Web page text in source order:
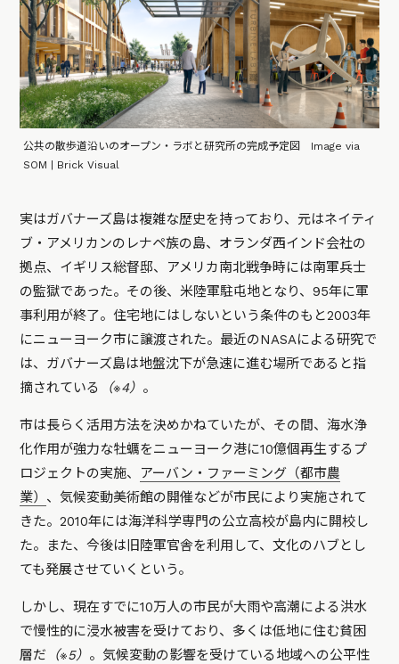
公共の散歩道沿いのオープン・ラボと研究所の完成予定図 Image via
SOM | Brick Visual
実はガバナーズ島は複雑な歴史を持っており、元はネイティ
ブ・アメリカンのレナペ族の島、オランダ西インド会社の
拠点、イギリス総督邸、アメリカ南北戦争時には南軍兵士
の監獄であった。その後、米陸軍駐屯地となり、95年に軍
事利用が終了。住宅地にはしないという条件のもと2003年
にニューヨーク市に譲渡された。最近のNASAによる研究で
は、ガバナーズ島は地盤沈下が急速に進む場所であると指
摘されている
（※4） 。
市は長らく活用方法を決めかねていたが、その間、海水浄
化作用が強力な牡蠣をニューヨーク港に10億個再生するプ
ロジェクトの実施、 アーバン・ファーミング（都市農
業） 、気候変動美術館の開催などが市民により実施されて
きた。2010年には海洋科学専門の公立高校が島内に開校し
た。また、今後は旧陸軍官舎を利用して、文化のハブとし
ても発展させていくという。
しかし、現在すでに10万人の市民が大雨や高潮による洪水
で慢性的に浸水被害を受けており、多くは低地に住む貧困
層だ （※5） 。気候変動の影響を受けている地域への公平性